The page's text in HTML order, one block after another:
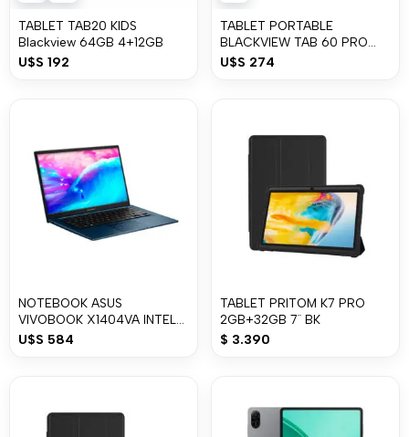
TABLET TAB20 KIDS
Blackview 64GB 4+12GB
U$S 192
TABLET PORTABLE
BLACKVIEW TAB 60 PRO
128GB + 24GB
U$S 274
NOTEBOOK ASUS
VIVOBOOK X1404VA INTEL
CORE i3 8GB/128GB SSD
U$S 584
TABLET PRITOM K7 PRO
2GB+32GB 7¨ BK
$ 3.390